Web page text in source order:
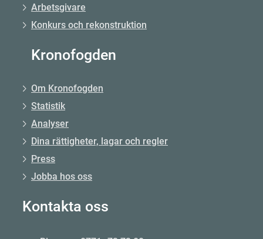
Arbetsgivare
Konkurs och rekonstruktion
Kronofogden
Om Kronofogden
Statistik
Analyser
Dina rättigheter, lagar och regler
Press
Jobba hos oss
Kontakta oss